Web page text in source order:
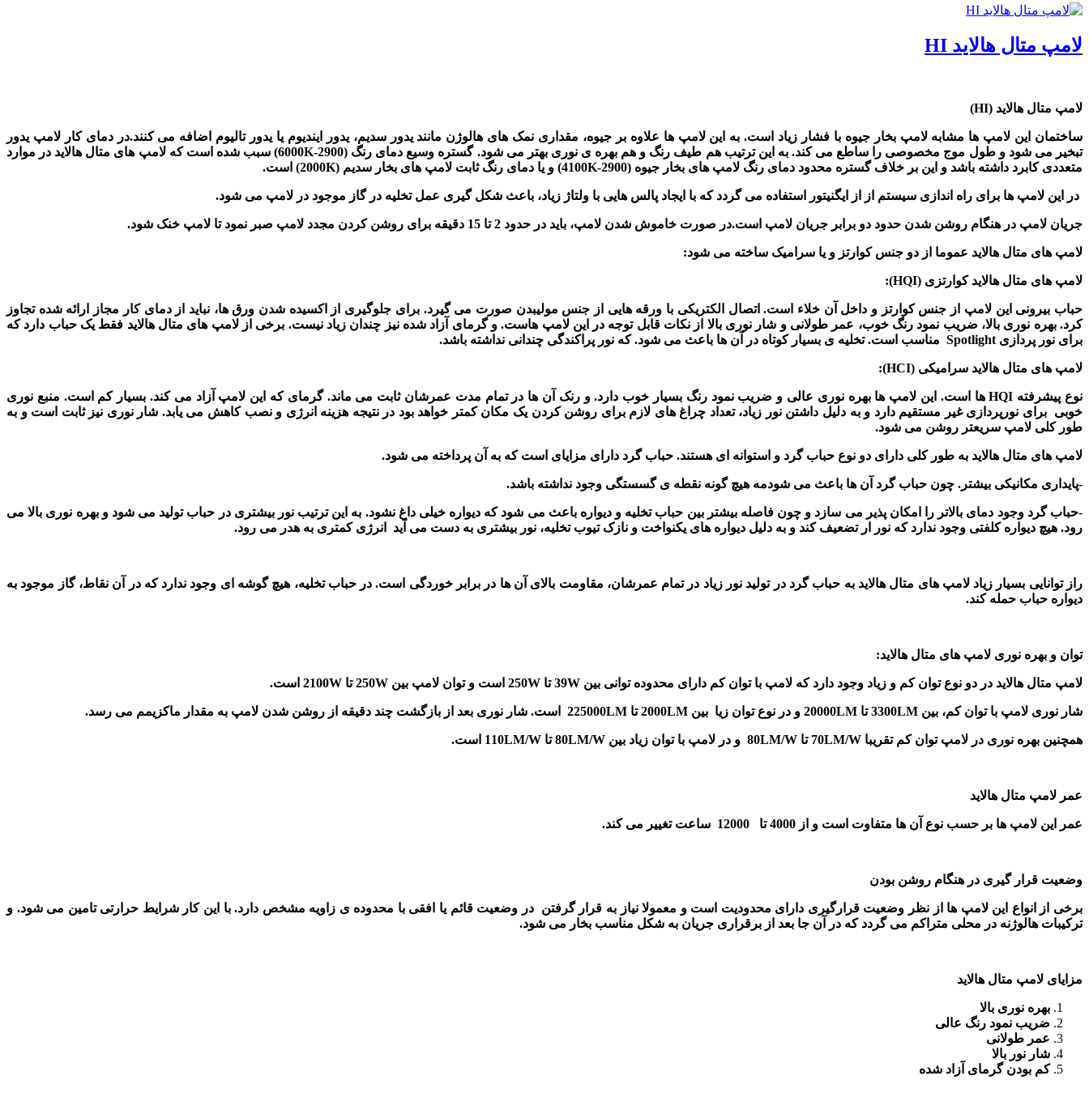
لامپ متال هالاید HI
لامپ متال هالاید (HI)
ساختمان این لامپ ها مشابه لامپ بخار جیوه با فشار زیاد است. به این لامپ ها علاوه بر جیوه، مقداری نمک های هالوژن مانند یدور سدیم، یدور ایندیوم یا یدور تالیوم اضافه می کنند.در دمای کار لامپ یدور
تبخیر می شود و طول موج مخصوصی را ساطع می کند. به این ترتیب هم طیف رنگ و هم بهره ی نوری بهتر می شود. گستره وسیع دمای رنگ (2900-6000K)
سبب شده است که لامپ های متال هالاید در موارد
متعددی کابرد داشته باشد و این بر خلاف گستره محدود دمای رنگ لامپ های بخار جیوه (2900-4100K) و یا دمای رنگ ثابت لامپ های بخار سدیم (2000K) است.
در این لامپ ها برای راه اندازی سیستم از از ایگنیتور استفاده می گردد که با ایجاد پالس هایی با ولتاژ زیاد، باعث شکل گیری عمل تخلیه در گاز موجود در لامپ می شود.
جریان لامپ در هنگام روشن شدن حدود دو برابر جریان لامپ است.در صورت خاموش شدن لامپ، باید در حدود 2 تا 15 دقیقه برای روشن کردن مجدد لامپ صبر نمود تا لامپ خنک شود.
لامپ های متال هالاید عموما از دو جنس کوارتز و یا سرامیک ساخته می شود:
لامپ های متال هالاید کوارتزی (HQI)
:
حباب بیرونی این لامپ از جنس کوارتز و داخل آن خلاء است. اتصال الکتریکی با ورقه هایی از جنس مولیبدن صورت می گیرد. برای جلوگیری از اکسیده شدن ورق ها، نباید از دمای کار مجاز ارائه شده تجاوز
کرد. بهره نوری بالا، ضریب نمود رنگ خوب، عمر طولانی و شار نوری بالا از نکات قابل توجه در این لامپ هاست. و گرمای آزاد شده نیز چندان زیاد نیست. برخی از لامپ های متال هالاید فقط یک حباب دارد که
برای نور پردازی Spotlight مناسب است. تخلیه ی بسیار کوتاه در آن ها باعث می شود. که نور پراکندگی چندانی نداشته باشد.
لامپ های متال هالاید سرامیکی (HCI)
:
نوع پیشرفته HQI ها است. این لامپ ها بهره نوری عالی و ضریب نمود رنگ بسیار خوب دارد. و رنک آن ها در تمام مدت عمرشان ثابت می ماند. گرمای که این لامپ آزاد می کند. بسیار کم است. منبع نوری
خوبی برای نورپردازی غیر مستقیم دارد و به دلیل داشتن نور زیاد، تعداد چراغ های لازم برای روشن کردن یک مکان کمتر خواهد بود در نتیجه هزینه انرژی و نصب کاهش می یابد. شار نوری نیز ثابت است و به
طور کلی لامپ سریعتر روشن می شود.
لامپ های متال هالاید به طور کلی دارای دو نوع حباب گرد و استوانه ای هستند. حباب گرد دارای مزایای است که به آن پرداخته می شود.
-پایداری مکانیکی بیشتر. چون حباب گرد آن ها باعث می شودمه هیچ گونه نقطه ی گسستگی وجود نداشته باشد.
-حباب گرد وجود دمای بالاتر را امکان پذیر می سازد و چون فاصله بیشتر بین حباب تخلیه و دیواره باعث می شود که دیواره خیلی داغ نشود. به این ترتیب نور بیشتری در حباب تولید می شود و بهره نوری بالا می
رود. هیچ دیواره کلفتی وجود ندارد که نور ار تضعیف کند و به دلیل دیواره های یکنواخت و نازک تیوب تخلیه، نور بیشتری به دست می آید انرژی کمتری به هدر می رود.
راز توانایی بسیار زیاد لامپ های متال هالاید به حباب گرد در تولید نور زیاد در تمام عمرشان، مقاومت بالای آن ها در برابر خوردگی است. در حباب تخلیه، هیچ گوشه ای وجود ندارد که در آن نقاط، گاز موجود به
دیواره حباب حمله کند.
توان و بهره نوری لامپ های متال هالاید:
لامپ متال هالاید در دو نوع توان کم و زیاد وجود دارد که لامپ با توان کم دارای محدوده توانی بین 39Wتا 250W است و توان لامپ بین 250Wتا 2100W است.
شار نوری لامپ با توان کم، بین 3300LMتا 20000LM و در نوع توان زیا بین 2000LMتا 225000LM است. شار نوری بعد از بازگشت چند دقیقه از روشن شدن لامپ به مقدار ماکزیمم می رسد.
همچنین بهره نوری در لامپ توان کم تقریبا 70LM/W تا 80LM/W و در لامپ با توان زیاد بین 80LM/Wتا 110LM/W است.
عمر لامپ متال هالاید
عمر این لامپ ها بر حسب نوع آن ها متفاوت است و از 4000تا 12000 ساعت تغییر می کند.
وضعیت قرار گیری در هنگام روشن بودن
برخی از انواع این لامپ ها از نظر وضعیت قرارگیری دارای محدودیت است و معمولا نیاز به قرار گرفتن در وضعیت قائم یا افقی با محدوده ی زاویه مشخص دارد. با این کار شرایط حرارتی تامین می شود. و
ترکیبات هالوژنه در محلی متراکم می گردد که در آن جا بعد از برقراری جریان به شکل مناسب بخار می شود.
مزایای لامپ متال هالاید
بهره نوری بالا
ضریب نمود رنگ عالی
عمر طولانی
شار نور بالا
کم بودن گرمای آزاد شده